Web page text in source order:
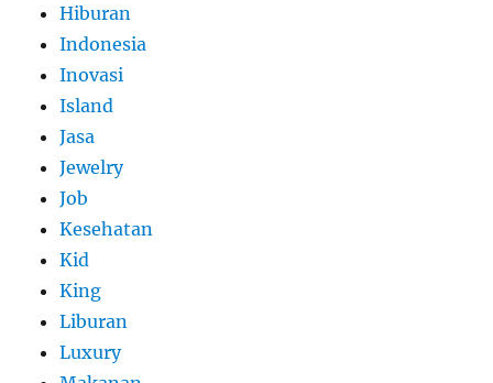
Hiburan
Indonesia
Inovasi
Island
Jasa
Jewelry
Job
Kesehatan
Kid
King
Liburan
Luxury